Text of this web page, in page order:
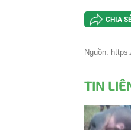
CHIA
Nguồn:
TIN